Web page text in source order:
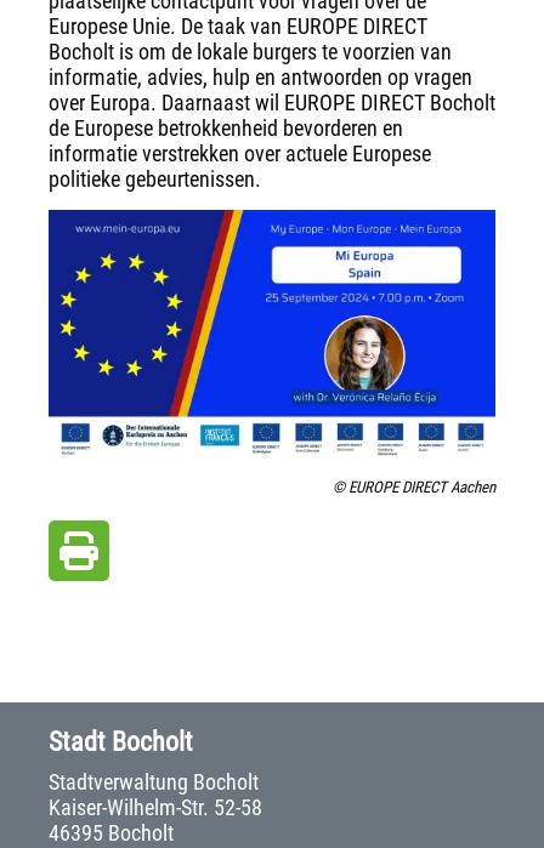
Europese Unie. De taak van EUROPE DIRECT
Bocholt is om de lokale burgers te voorzien van
informatie, advies, hulp en antwoorden op vragen
over Europa. Daarnaast wil EUROPE DIRECT Bocholt
de Europese betrokkenheid bevorderen en
informatie verstrekken over actuele Europese
politieke gebeurtenissen.
© EUROPE DIRECT Aachen
Stadt Bocholt
Stadtverwaltung Bocholt
Kaiser-Wilhelm-Str. 52-58
46395 Bocholt